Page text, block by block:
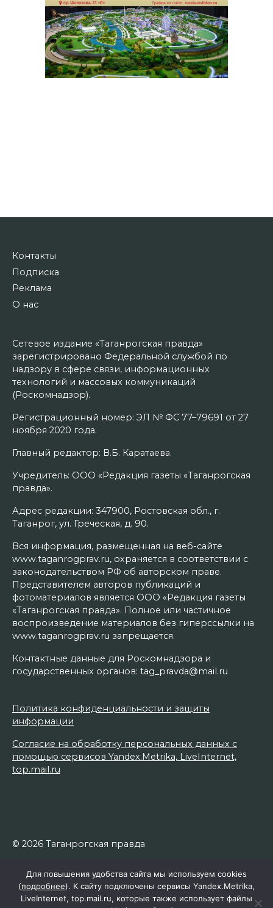
Контакты
Подписка
Реклама
О нас
Сетевое издание «Таганрогская правда»
зарегистрировано Федеральной службой по
надзору в сфере связи, информационных
технологий и массовых коммуникаций
(Роскомнадзор).
Регистрационный номер: ЭЛ № ФС 77–79691 от 27
ноября 2020 года.
Главный редактор: В.Б. Каратаева.
Учредитель: ООО «Редакция газеты «Таганрогская
правда».
Адрес редакции: 347900, Ростовская обл., г.
Таганрог, ул. Греческая, д. 90.
Вся информация, размещенная на веб-сайте
www.taganrogprav.ru, охраняется в соответствии с
законодательством РФ об авторском праве.
Представителем авторов публикаций и
фотоматериалов является ООО «Редакция газеты
«Таганрогская правда». Полное или частичное
воспроизведение материалов без гиперссылки на
www.taganrogprav.ru запрещается.
Контактные данные для Роскомнадзора и
государственных органов: tag_pravda@mail.ru
Политика конфиденциальности и защиты
информации
Согласие на обработку персональных данных с
помощью сервисов Yandex.Metrika, LiveInternet,
top.mail.ru
© 2026 Таганрогская правда
Для повышения удобства сайта мы используем cookies
(подробнее). К сайту подключены сервисы Yandex.Metrika,
LiveInternet, top.mail.ru, которые также использует файлы